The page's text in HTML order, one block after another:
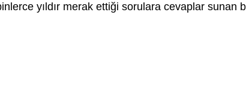
yıldır merak ettiği sorulara cevaplar sunan